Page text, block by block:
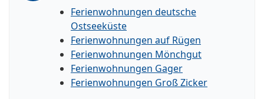
Ferienwohnungen deutsche
Ostseeküste
Ferienwohnungen auf Rügen
Ferienwohnungen Mönchgut
Ferienwohnungen Gager
Ferienwohnungen Groß Zicker